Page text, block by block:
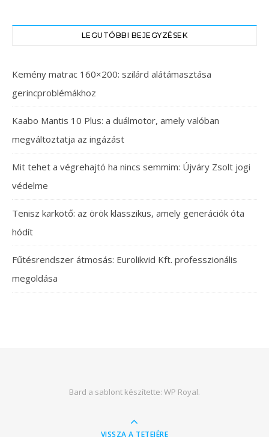
LEGUTÓBBI BEJEGYZÉSEK
Kemény matrac 160×200: szilárd alátámasztása
gerincproblémákhoz
Kaabo Mantis 10 Plus: a duálmotor, amely valóban
megváltoztatja az ingázást
Mit tehet a végrehajtó ha nincs semmim: Újváry Zsolt jogi
védelme
Tenisz karkötő: az örök klasszikus, amely generációk óta
hódít
Fűtésrendszer átmosás: Eurolikvid Kft. professzionális
megoldása
Bard a sablont készítette: WP Royal.
VISSZA A TETEJÉRE